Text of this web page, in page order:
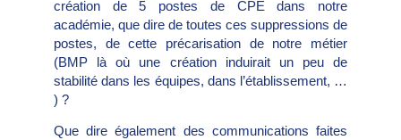
création de 5 postes de CPE dans notre
académie, que dire de toutes ces suppressions de
postes, de cette précarisation de notre métier
(BMP là où une création induirait un peu de
stabilité dans les équipes, dans l’établissement, …
) ?
Que dire également des communications faites